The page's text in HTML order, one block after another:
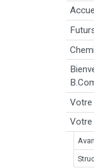
Votre
Votre